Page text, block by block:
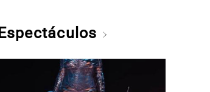
Espectáculos